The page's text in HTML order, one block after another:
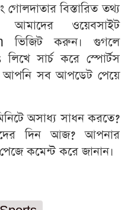
গোলদাতার বিস্তারিত তথ্য
ওয়েবসাইট
ভিজিট করুন। গুগলে
সার্চ করে স্পোর্টস
আপনি সব আপডেট পেয়ে
অসাধ্য সাধন করতে?
দিন আজ? আপনার
কমেন্ট করে জানান।